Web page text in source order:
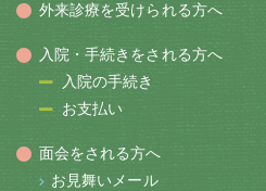
外来診療を受けられる方へ
入院・手続きをされる方へ
入院の手続き
お支払い
面会をされる方へ
お見舞いメール